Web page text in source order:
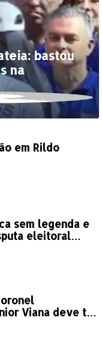
bastou
na
em Rildo
sem legenda e
eleitoral
Viana deve ter
em Timon